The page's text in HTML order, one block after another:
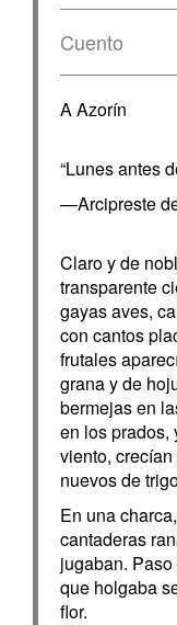
Cuento
A Azorín
“Lunes antes
—Arcipreste
Claro y de
transparente
gayas aves,
con cantos
frutales
grana y de
bermejas en
en los prados,
viento,
nuevos de
En una
cantaderas
jugaban.
que holgaba
flor.